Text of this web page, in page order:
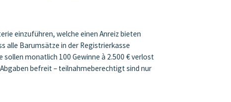
einzuführen, welche einen Anreiz bieten
alle Barumsätze in der Registrierkasse
monatlich 100 Gewinne à 2.500 € verlost
befreit – teilnahmeberechtigt sind nur